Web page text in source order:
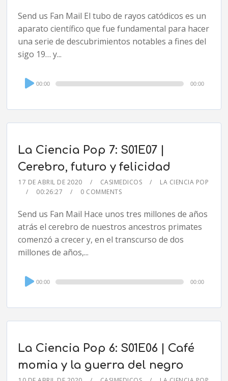
Send us Fan Mail El tubo de rayos catódicos es un
aparato científico que fue fundamental para hacer
una serie de descubrimientos notables a fines del
sigo 19… y...
Audio
Player
00:00 00:00
La Ciencia Pop 7: S01E07 |
Cerebro, futuro y felicidad
17 DE ABRIL DE 2020 CASIMEDICOS
LA CIENCIA POP
00:26:27
0 COMMENTS
Send us Fan Mail Hace unos tres millones de años
atrás el cerebro de nuestros ancestros primates
comenzó a crecer y, en el transcurso de dos
millones de años,...
Audio
Player
00:00 00:00
La Ciencia Pop 6: S01E06 | Café
momia y la guerra del negro